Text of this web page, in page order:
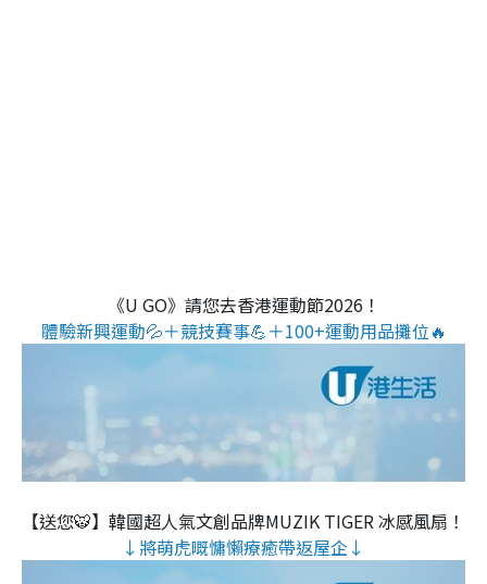
《U GO》請您去香港運動節2026！
體驗新興運動💦＋競技賽事💪＋100+運動用品攤位🔥
【送您🐯】韓國超人氣文創品牌MUZIK TIGER 冰感風扇！
↓將萌虎嘅慵懶療癒帶返屋企↓